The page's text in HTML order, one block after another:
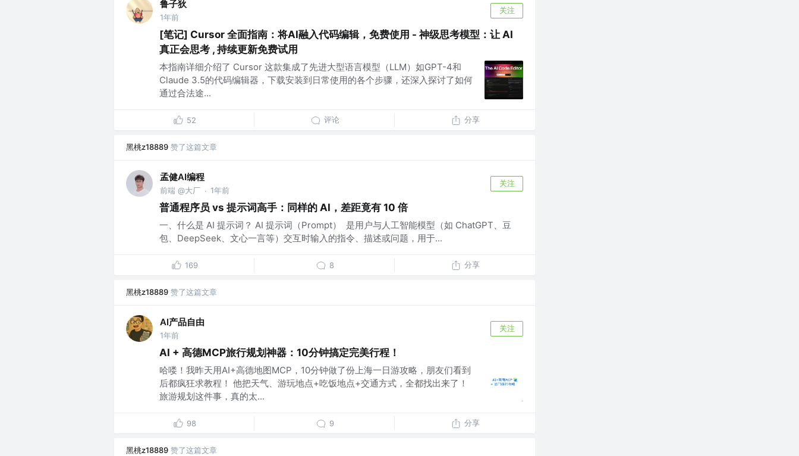
鲁子狄
1年前
关注
[笔记] Cursor 全面指南：将AI融入代码编辑，免费使用 - 神级思考模型：让 AI
真正会思考 , 持续更新免费试用
本指南详细介绍了 Cursor 这款集成了先进大型语言模型（LLM）如GPT-4和
Claude 3.5的代码编辑器，下载安装到日常使用的各个步骤，还深入探讨了如何
通过合法途...
52 评论 分享
黑桃z18889 赞了这篇文章
孟健AI编程
前端 @大厂 · 1年前
关注
普通程序员 vs 提示词高手：同样的 AI，差距竟有 10 倍
一、什么是 AI 提示词？ AI 提示词（Prompt） 是用户与人工智能模型（如 ChatGPT、豆
包、DeepSeek、文心一言等）交互时输入的指令、描述或问题，用于...
169 8 分享
黑桃z18889 赞了这篇文章
AI产品自由
1年前
关注
AI + 高德MCP旅行规划神器：10分钟搞定完美行程！
哈喽！我昨天用AI+高德地图MCP，10分钟做了份上海一日游攻略，朋友们看到
后都疯狂求教程！ 他把天气、游玩地点+吃饭地点+交通方式，全都找出来了！
旅游规划这件事，真的太...
98 9 分享
黑桃z18889 赞了这篇文章